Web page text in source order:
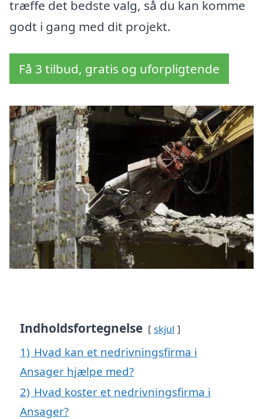
træffe det bedste valg, så du kan komme
godt i gang med dit projekt.
Få 3 tilbud, gratis og uforpligtende
Indholdsfortegnelse skjul
1) Hvad kan et nedrivningsfirma i
Ansager hjælpe med?
2) Hvad koster et nedrivningsfirma i
Ansager?